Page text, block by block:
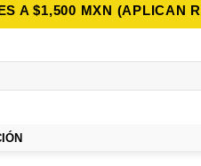
A $1,500 MXN (APLICAN